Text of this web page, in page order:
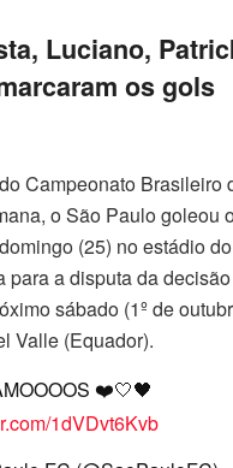
Luciano,
os gols
Campeonato Brasileiro
o São Paulo goleou
(25) no estádio
para a disputa da
sábado (1º de
Valle (Equador).
❤️🤍🖤
1dVDvt6Kvb